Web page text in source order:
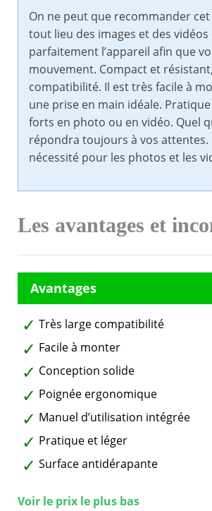
On ne peut que recommander
tout lieu des images et des
parfaitement l’appareil afin que
mouvement. Compact et
compatibilité. Il est très facile à
une prise en main idéale.
forts en photo ou en vidéo. Quel
répondra toujours à vos attentes.
nécessité pour les photos et les
Les avantages et
Très large compatibilité
Facile à monter
Conception solide
Poignée ergonomique
Manuel d’utilisation intégrée
Pratique et léger
Surface antidérapante
Voir le prix le plus bas